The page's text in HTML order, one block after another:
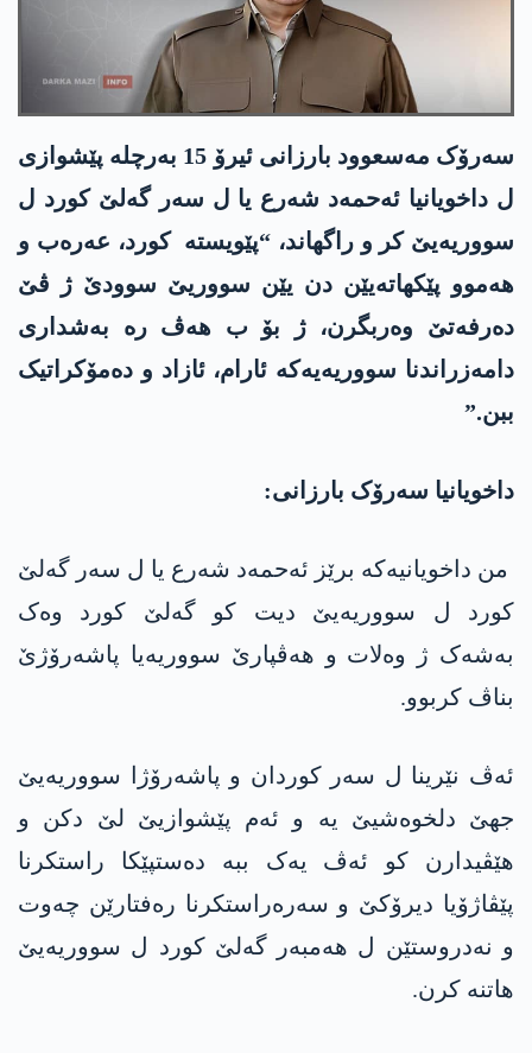
سەرۆک مەسعوود بارزانی ئیرۆ 15 بەرچلە پێشوازی
ل داخویانیا ئەحمەد شەرع یا ل سەر گەلێ کورد ل
سووریەیێ کر و راگھاند، “پێویستە کورد، عەرەب و
ھەموو پێکھاتەیێن دن یێن سووریێ سوودێ ژ ڤێ
دەرفەتێ وەربگرن، ژ بۆ ب ھەڤ رە بەشداری
دامەزراندنا سووریەیەکە ئارام، ئازاد و دەمۆکراتیک
ببن.”
داخویانیا سەرۆک بارزانی:
من داخویانیەکە برێز ئەحمەد شەرع یا ل سەر گەلێ
کورد ل سووریەیێ دیت کو گەلێ کورد وەک
بەشەک ژ وەلات و ھەڤپارێ سووریەیا پاشەرۆژێ
بناڤ کربوو.
ئەڤ نێرینا ل سەر کوردان و پاشەرۆژا سووریەیێ
جھێ دلخوەشیێ یە و ئەم پێشوازیێ لێ دکن و
ھێڤیدارن کو ئەڤ یەک ببە دەستپێکا راستکرنا
پێڤاژۆیا دیرۆکێ و سەرەراستکرنا رەفتارێن چەوت
و نەدروستێن ل ھەمبەر گەلێ کورد ل سووریەیێ
ھاتنە کرن.